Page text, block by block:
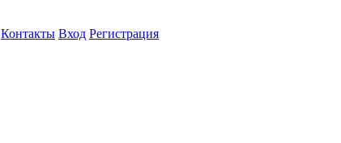
Контакты Вход Регистрация